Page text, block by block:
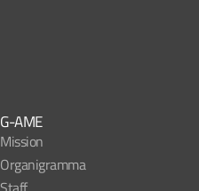
G-AME
Mission
Organigramma